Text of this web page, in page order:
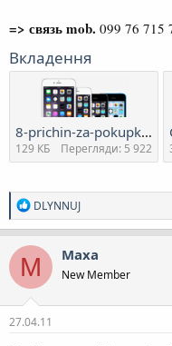
=> связь mob. 099 76 715
Вкладення
8-prichin-za-pokupku-novogo-iphone-6s-dlya-vladeltsev-iphone-4s-5-5s-5c.png
129 КБ Перегляди: 5 922
Р
е
а
к
ц
і
ї
:
DLYNNUJ
M Maxa
New Member
27.04.11